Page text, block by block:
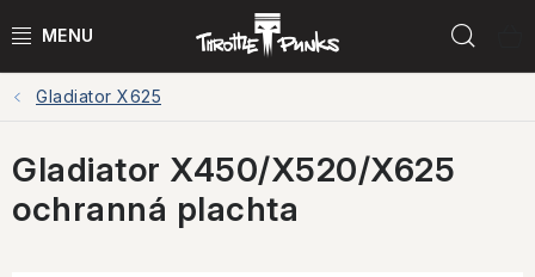
na
POWER KIT
ČTYŘKOLKY
ČTYŘKOLKY PŘÍSLUŠENSTVÍ
Gladiator X625
Gladiator X450/X520/X625
ochranná plachta